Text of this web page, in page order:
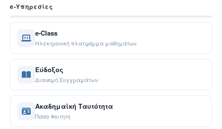
e-Yπηρεσίες
e-Class
Ηλεκτρονική πλατφόρμα μαθημάτων
Εύδοξος
Διανομή Συγγραμάτων
Ακαδημαϊκή Ταυτότητα
Πάσο Φοιτητή